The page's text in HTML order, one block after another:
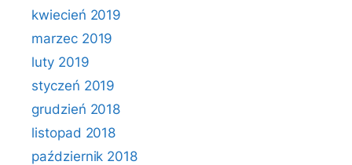
kwiecień 2019
marzec 2019
luty 2019
styczeń 2019
grudzień 2018
listopad 2018
październik 2018